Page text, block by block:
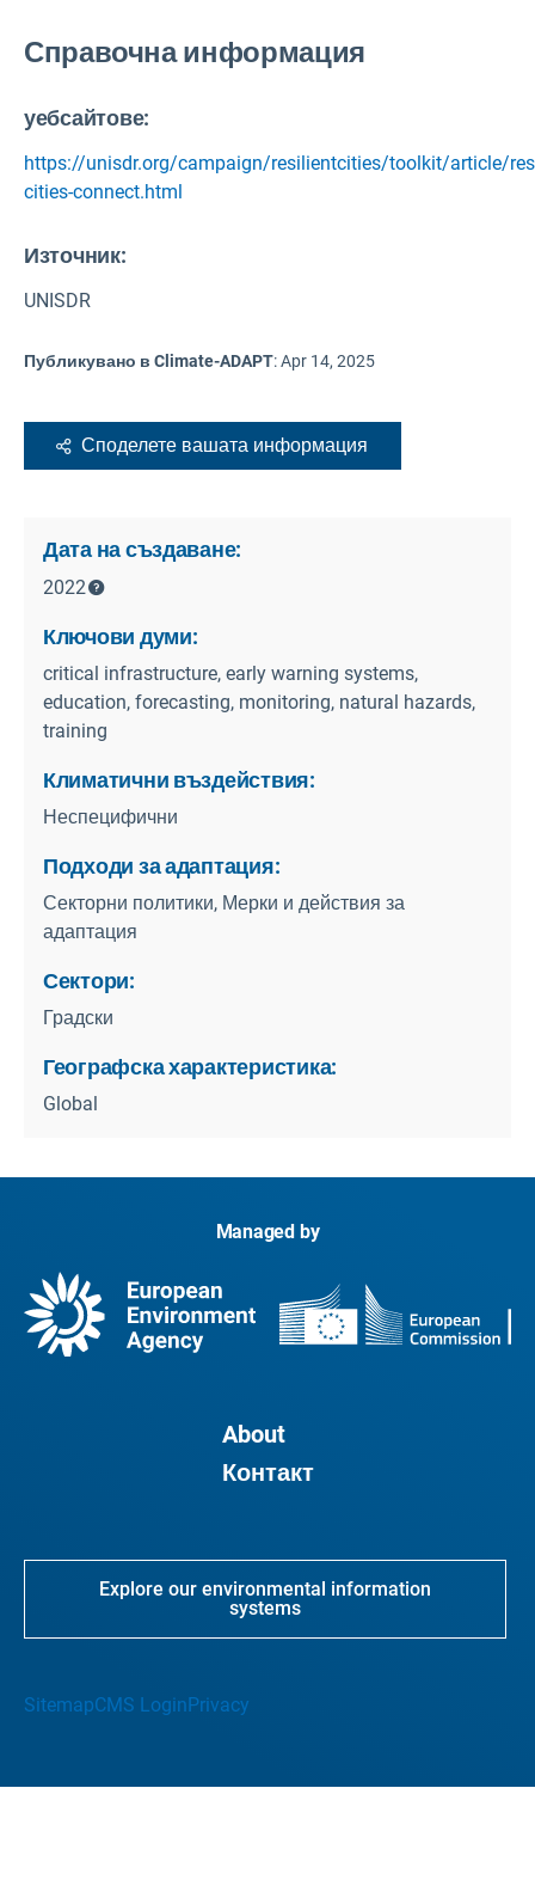
Справочна информация
уебсайтове:
https://unisdr.org/campaign/resilientcities/toolkit/article/
cities-connect.html
Източник:
UNISDR
Публикувано в Climate-ADAPT:Apr 14, 2025
Споделете вашата информация
Дата на създаване:
2022
Ключови думи:
critical infrastructure, early warning systems,
education, forecasting, monitoring, natural hazards,
training
Климатични въздействия:
Неспецифични
Подходи за адаптация:
Секторни политики, Мерки и действия за
адаптация
Сектори:
Градски
Географска характеристика:
Global
Managed by
About
Контакт
Explore our environmental information
systems
SitemapCMS LoginPrivacy